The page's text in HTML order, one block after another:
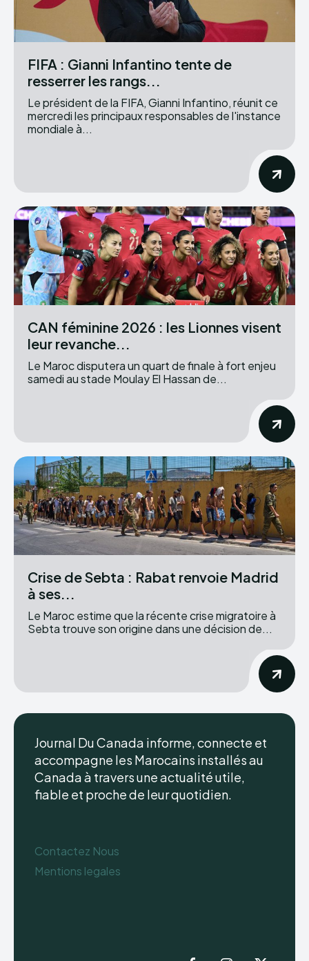
FIFA : Gianni Infantino tente de
resserrer les rangs...
Le président de la FIFA, Gianni Infantino, réunit ce
mercredi les principaux responsables de l'instance
mondiale à...
CAN féminine 2026 : les Lionnes visent
leur revanche...
Le Maroc disputera un quart de finale à fort enjeu
samedi au stade Moulay El Hassan de...
Crise de Sebta : Rabat renvoie Madrid
à ses...
Le Maroc estime que la récente crise migratoire à
Sebta trouve son origine dans une décision de...
Journal Du Canada informe, connecte et
accompagne les Marocains installés au
Canada à travers une actualité utile,
fiable et proche de leur quotidien.
Contactez Nous
Mentions legales